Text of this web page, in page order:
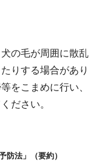
の毛が周囲に散乱
りする場合があり
をこまめに行い、
ださい。
防法」（要約）